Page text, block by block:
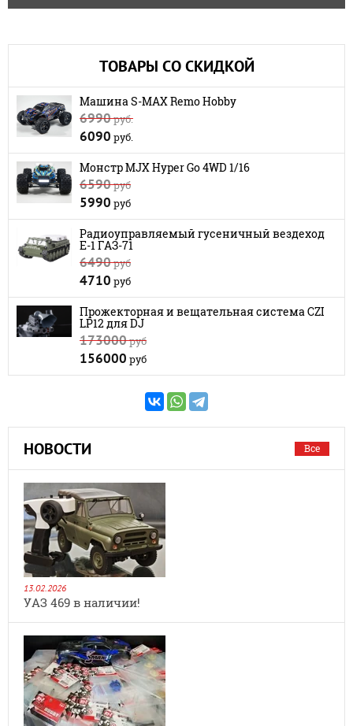
ТОВАРЫ СО СКИДКОЙ
Машина S-MAX Remo Hobby
6990руб.
6090 руб.
Монстр MJX Hyper Go 4WD 1/16
6590руб
5990 руб
Радиоуправляемый гусеничный вездеход
E-1 ГАЗ-71
6490руб
4710 руб
Прожекторная и вещательная система CZI
LP12 для DJ
173000руб
156000 руб
НОВОСТИ Все
13.02.2026
УАЗ 469 в наличии!